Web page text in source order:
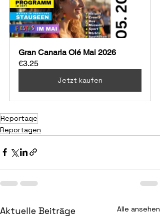
Gran Canaria Olé Mai 2026
€3.25
Jetzt kaufen
Reportage
Reportagen
Aktuelle Beiträge Alle ansehen